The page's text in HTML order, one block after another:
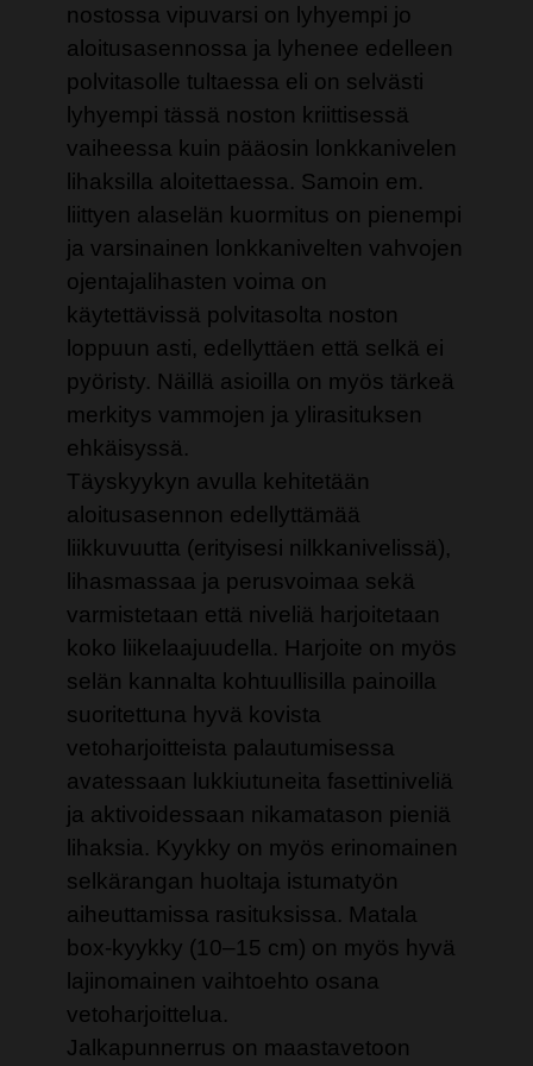
nostossa vipuvarsi on lyhyempi jo
aloitusasennossa ja lyhenee edelleen
polvitasolle tultaessa eli on selvästi
lyhyempi tässä noston kriittisessä
vaiheessa kuin pääosin lonkkanivelen
lihaksilla aloitettaessa. Samoin em.
liittyen alaselän kuormitus on pienempi
ja varsinainen lonkkanivelten vahvojen
ojentajalihasten voima on
käytettävissä polvitasolta noston
loppuun asti, edellyttäen että selkä ei
pyöristy. Näillä asioilla on myös tärkeä
merkitys vammojen ja ylirasituksen
ehkäisyssä.
Täyskyykyn avulla kehitetään
aloitusasennon edellyttämää
liikkuvuutta (erityisesi nilkkanivelissä),
lihasmassaa ja perusvoimaa sekä
varmistetaan että niveliä harjoitetaan
koko liikelaajuudella. Harjoite on myös
selän kannalta kohtuullisilla painoilla
suoritettuna hyvä kovista
vetoharjoitteista palautumisessa
avatessaan lukkiutuneita fasettiniveliä
ja aktivoidessaan nikamatason pieniä
lihaksia. Kyykky on myös erinomainen
selkärangan huoltaja istumatyön
aiheuttamissa rasituksissa. Matala
box-kyykky (10–15 cm) on myös hyvä
lajinomainen vaihtoehto osana
vetoharjoittelua.
Jalkapunnerrus on maastavetoon